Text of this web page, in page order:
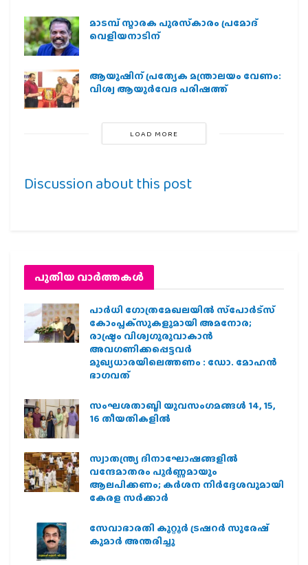
മാടമ്പ് സ്മാരക പുരസ്‌കാരം പ്രമോദ്
വെളിയനാടിന്
ആയുഷിന് പ്രത്യേക മന്ത്രാലയം വേണം:
വിശ്വ ആയുര്‍വേദ പരിഷത്ത്
LOAD MORE
Discussion about this post
പുതിയ വാര്‍ത്തകള്‍
പാര്‍ധി ഗോത്രമേഖലയില്‍ സ്‌പോര്‍ട്‌സ്
കോംപ്ലക്‌സുകളുമായി അമനോര;
രാഷ്ട്രം വിശ്വഗുരുവാകാന്‍
അവഗണിക്കപ്പെട്ടവര്‍
മുഖ്യധാരയിലെത്തണം : ഡോ. മോഹന്‍
ഭാഗവത്
സംഘശതാബ്ദി യുവസംഗമങ്ങള്‍ 14, 15,
16 തീയതികളില്‍
സ്വാതന്ത്ര്യ ദിനാഘോഷങ്ങളിൽ
വന്ദേമാതരം പൂർണ്ണമായും
ആലപിക്കണം; കർശന നിർദ്ദേശവുമായി
കേരള സർക്കാർ
സേവാഭാരതി കുറ്റൂർ ട്രഷറർ സുരേഷ്
കുമാർ അന്തരിച്ചു